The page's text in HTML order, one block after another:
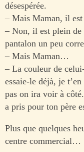
désespérée.
– Mais Maman, il
– Non, il est plein de
pantalon un peu
– Mais Maman…
– La couleur de
essaie-le déjà, je
pas on ira voir à
a pris pour ton père
Plus que quelques
centre commercial…